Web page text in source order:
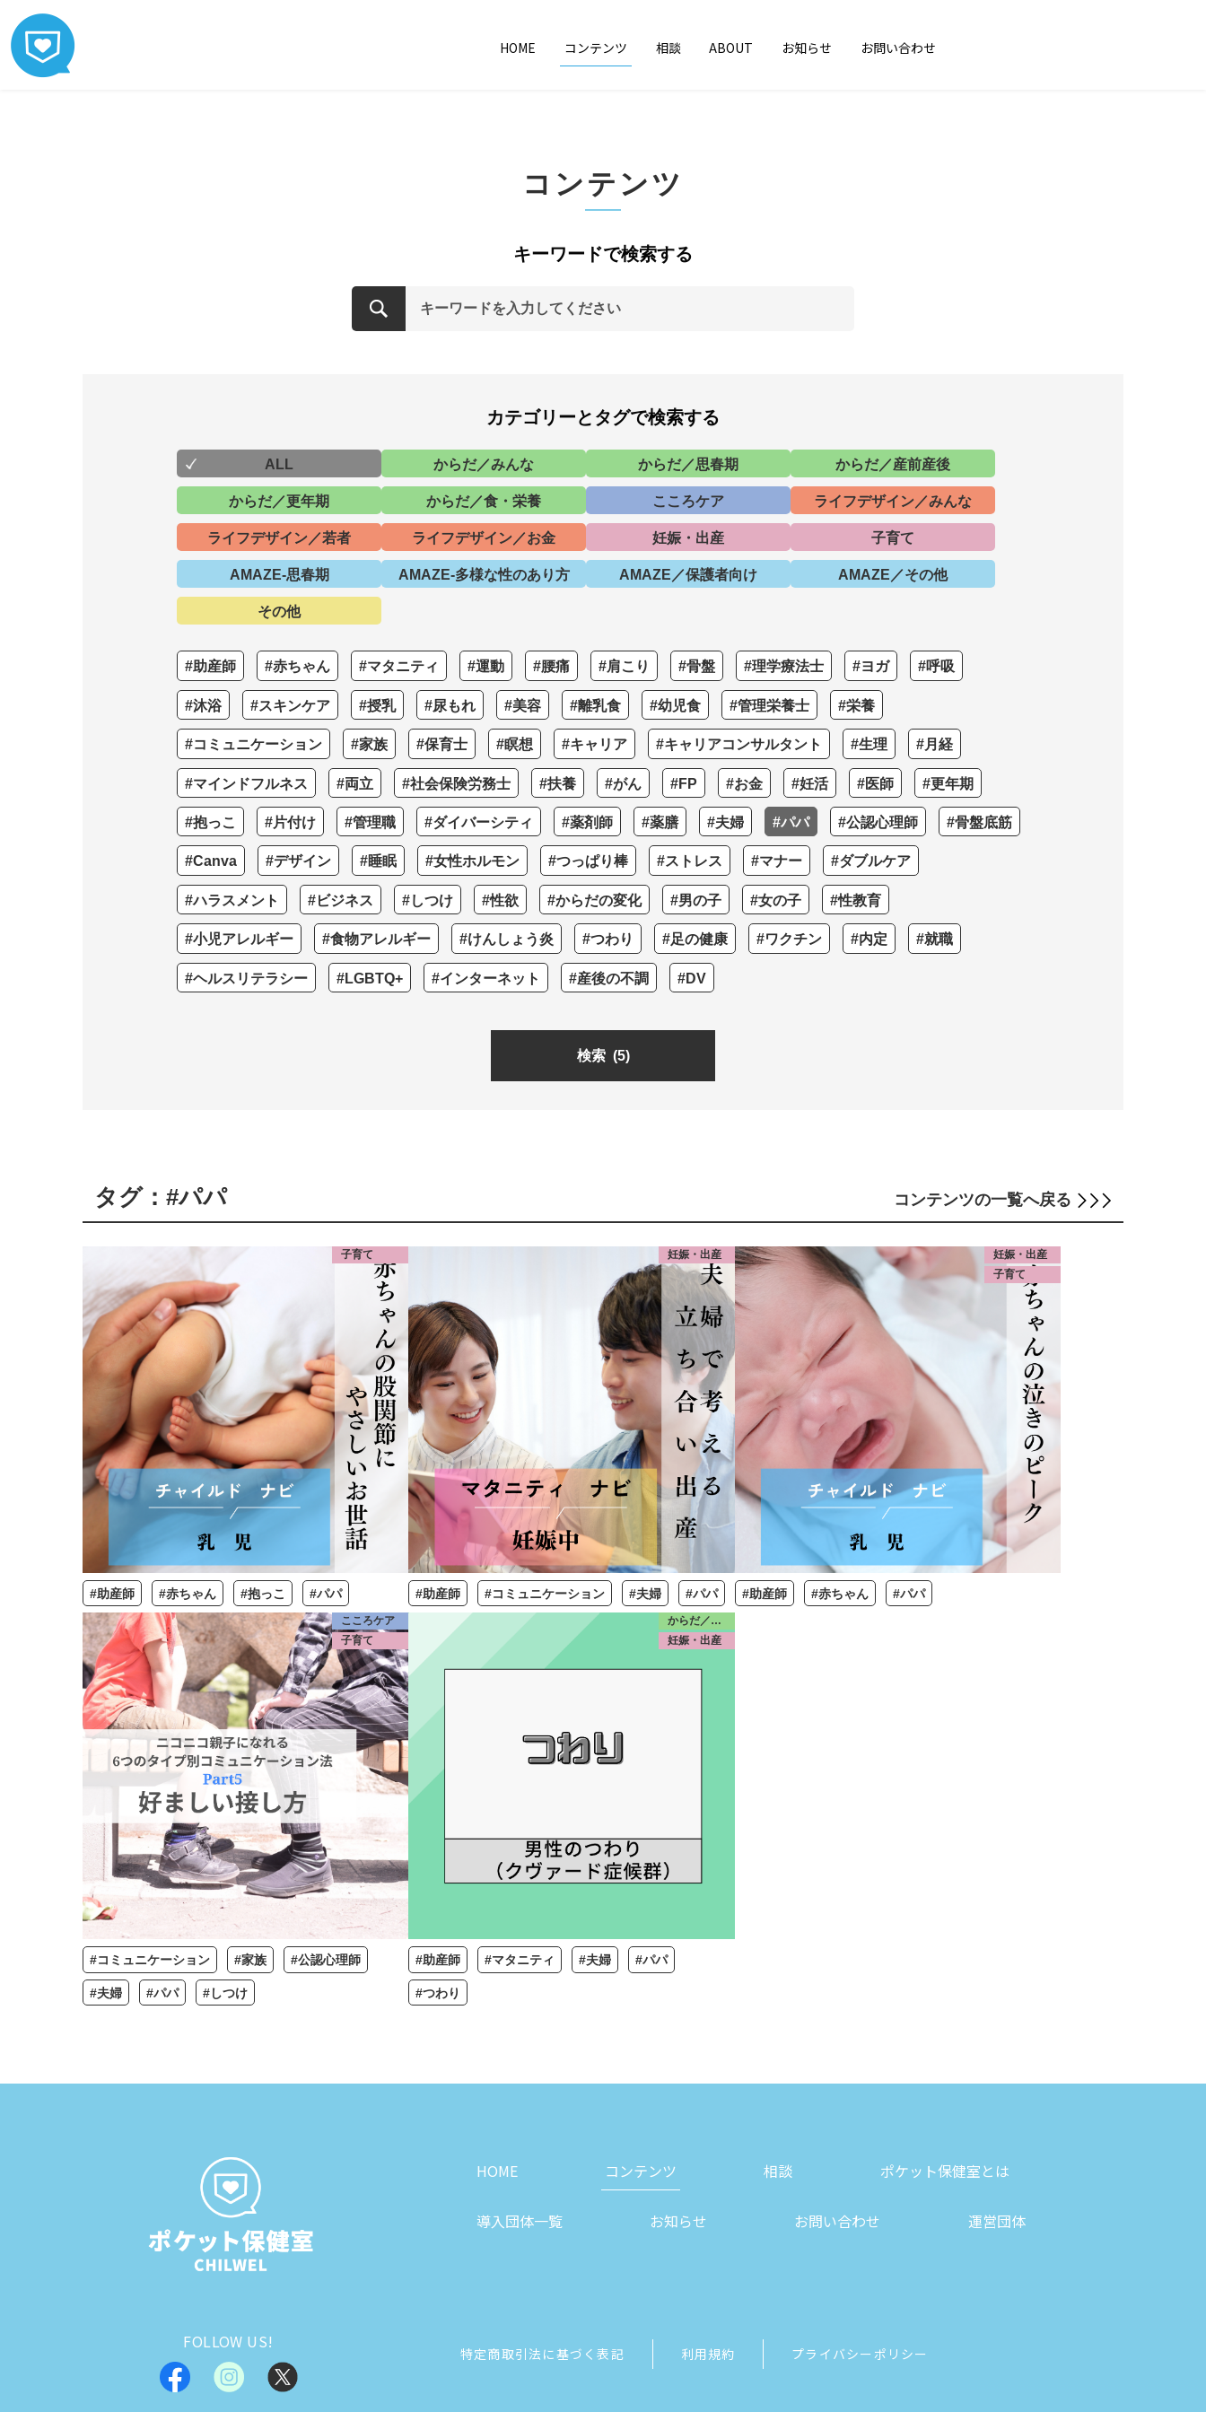
HOME コンテンツ 相談 ABOUT お知らせ お問い合わせ
コンテンツ
キーワードで検索する
カテゴリーとタグで検索する
ALL からだ／みんな からだ／思春期 からだ／産前産後
からだ／更年期 からだ／食・栄養 こころケア ライフデザイン／みんな
ライフデザイン／若者 ライフデザイン／お金 妊娠・出産 子育て
AMAZE-思春期 AMAZE-多様な性のあり方 AMAZE／保護者向け AMAZE／その他
その他
#助産師 #赤ちゃん #マタニティ #運動 #腰痛 #肩こり #骨盤 #理学療法士 #ヨガ #呼吸
#沐浴 #スキンケア #授乳 #尿もれ #美容 #離乳食 #幼児食 #管理栄養士 #栄養
#コミュニケーション #家族 #保育士 #瞑想 #キャリア #キャリアコンサルタント #生理 #月経
#マインドフルネス #両立 #社会保険労務士 #扶養 #がん #FP #お金 #妊活 #医師 #更年期
#抱っこ #片付け #管理職 #ダイバーシティ #薬剤師 #薬膳 #夫婦 #パパ #公認心理師 #骨盤底筋
#Canva #デザイン #睡眠 #女性ホルモン #つっぱり棒 #ストレス #マナー #ダブルケア
#ハラスメント #ビジネス #しつけ #性欲 #からだの変化 #男の子 #女の子 #性教育
#小児アレルギー #食物アレルギー #けんしょう炎 #つわり #足の健康 #ワクチン #内定 #就職
#ヘルスリテラシー #LGBTQ+ #インターネット #産後の不調 #DV
検索 (5)
タグ：#パパ コンテンツの一覧へ戻る
子育て
#助産師 #赤ちゃん #抱っこ #パパ
妊娠・出産
#助産師 #コミュニケーション #夫婦 #パパ
妊娠・出産
子育て
#助産師 #赤ちゃん #パパ
こころケア
子育て
#コミュニケーション #家族 #公認心理師
#夫婦 #パパ #しつけ
からだ／産前産後
妊娠・出産
#助産師 #マタニティ #夫婦 #パパ
#つわり
HOME コンテンツ 相談 ポケット保健室とは
導入団体一覧 お知らせ お問い合わせ 運営団体
FOLLOW US!
特定商取引法に基づく表記 利用規約 プライバシーポリシー